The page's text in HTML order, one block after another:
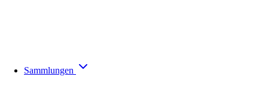
Sammlungen